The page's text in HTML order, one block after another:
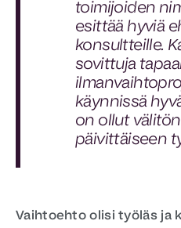
toimijoiden
esittää hyviä
konsultteille.
sovittuja
käynnissä
on ollut
päivittäiseen
Vaihtoehto olisi työläs ja